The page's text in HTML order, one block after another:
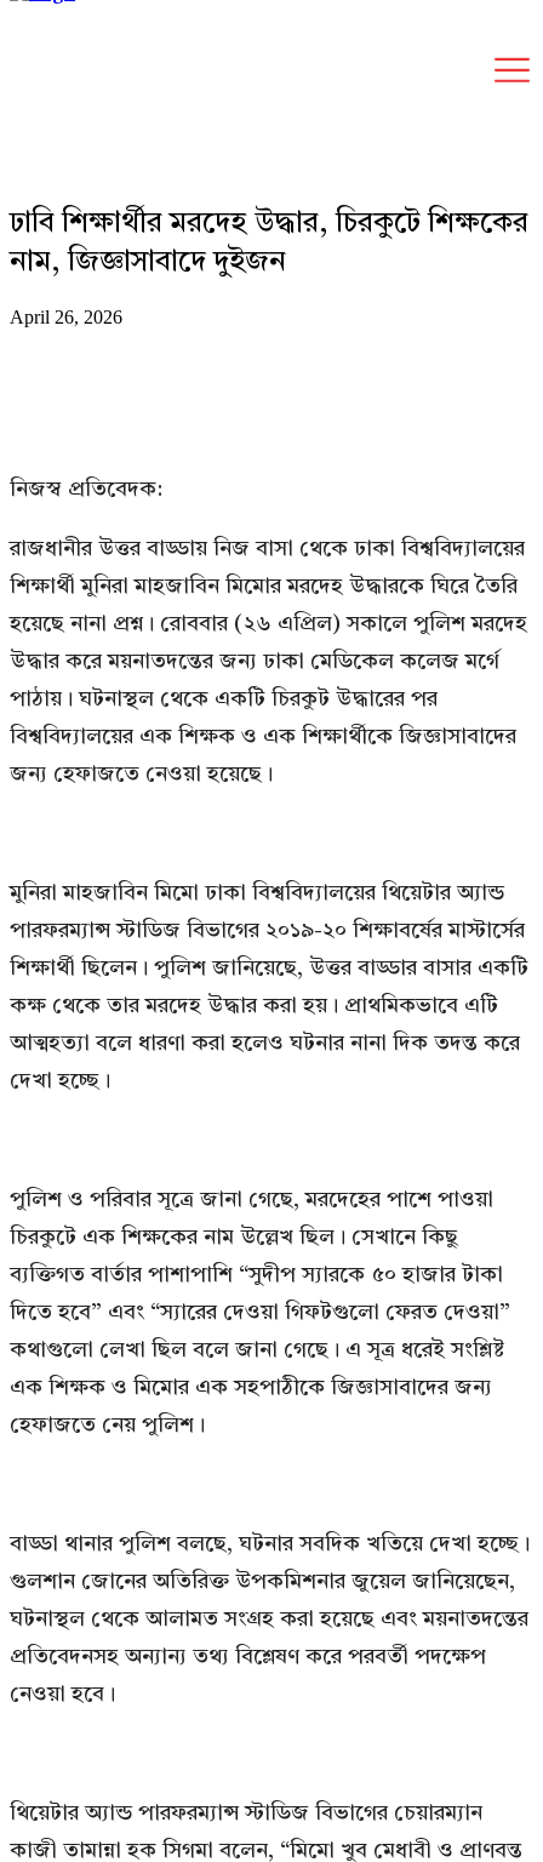
ঢাবি শিক্ষার্থীর মরদেহ উদ্ধার, চিরকুটে শিক্ষকের
নাম, জিজ্ঞাসাবাদে দুইজন
April 26, 2026
নিজস্ব প্রতিবেদক:
রাজধানীর উত্তর বাড্ডায় নিজ বাসা থেকে ঢাকা বিশ্ববিদ্যালয়ের
শিক্ষার্থী মুনিরা মাহজাবিন মিমোর মরদেহ উদ্ধারকে ঘিরে তৈরি
হয়েছে নানা প্রশ্ন। রোববার (২৬ এপ্রিল) সকালে পুলিশ মরদেহ
উদ্ধার করে ময়নাতদন্তের জন্য ঢাকা মেডিকেল কলেজ মর্গে
পাঠায়। ঘটনাস্থল থেকে একটি চিরকুট উদ্ধারের পর
বিশ্ববিদ্যালয়ের এক শিক্ষক ও এক শিক্ষার্থীকে জিজ্ঞাসাবাদের
জন্য হেফাজতে নেওয়া হয়েছে।
মুনিরা মাহজাবিন মিমো ঢাকা বিশ্ববিদ্যালয়ের থিয়েটার অ্যান্ড
পারফরম্যান্স স্টাডিজ বিভাগের ২০১৯-২০ শিক্ষাবর্ষের মাস্টার্সের
শিক্ষার্থী ছিলেন। পুলিশ জানিয়েছে, উত্তর বাড্ডার বাসার একটি
কক্ষ থেকে তার মরদেহ উদ্ধার করা হয়। প্রাথমিকভাবে এটি
আত্মহত্যা বলে ধারণা করা হলেও ঘটনার নানা দিক তদন্ত করে
দেখা হচ্ছে।
পুলিশ ও পরিবার সূত্রে জানা গেছে, মরদেহের পাশে পাওয়া
চিরকুটে এক শিক্ষকের নাম উল্লেখ ছিল। সেখানে কিছু
ব্যক্তিগত বার্তার পাশাপাশি “সুদীপ স্যারকে ৫০ হাজার টাকা
দিতে হবে” এবং “স্যারের দেওয়া গিফটগুলো ফেরত দেওয়া”
কথাগুলো লেখা ছিল বলে জানা গেছে। এ সূত্র ধরেই সংশ্লিষ্ট
এক শিক্ষক ও মিমোর এক সহপাঠীকে জিজ্ঞাসাবাদের জন্য
হেফাজতে নেয় পুলিশ।
বাড্ডা থানার পুলিশ বলছে, ঘটনার সবদিক খতিয়ে দেখা হচ্ছে।
গুলশান জোনের অতিরিক্ত উপকমিশনার জুয়েল জানিয়েছেন,
ঘটনাস্থল থেকে আলামত সংগ্রহ করা হয়েছে এবং ময়নাতদন্তের
প্রতিবেদনসহ অন্যান্য তথ্য বিশ্লেষণ করে পরবর্তী পদক্ষেপ
নেওয়া হবে।
থিয়েটার অ্যান্ড পারফরম্যান্স স্টাডিজ বিভাগের চেয়ারম্যান
কাজী তামান্না হক সিগমা বলেন, “মিমো খুব মেধাবী ও প্রাণবন্ত